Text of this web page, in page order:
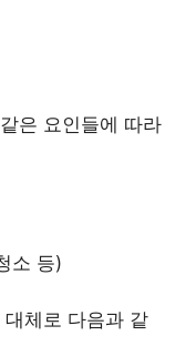
은 요인들에 따라
소 등)
체로 다음과 같